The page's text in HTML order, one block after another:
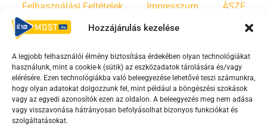
Hozzájárulás kezelése
A legjobb felhasználói élmény biztosítása érdekében olyan technológiákat
használunk, mint a cookie-k (sütik) az eszközadatok tárolására és/vagy
elérésére. Ezen technológiákba való beleegyezése lehetővé teszi számunkra,
hogy olyan adatokat dolgozzunk fel, mint például a böngészési szokások
vagy az egyedi azonosítók ezen az oldalon. A beleegyezés meg nem adása
vagy visszavonása hátrányosan befolyásolhat bizonyos funkciókat és
szolgáltatásokat.
Felhasználási Feltételek Impresszum ÁSZF
Irányelvek Moderálási szabályzat
F
a
c
e
Y
o
u
t
T
i
k